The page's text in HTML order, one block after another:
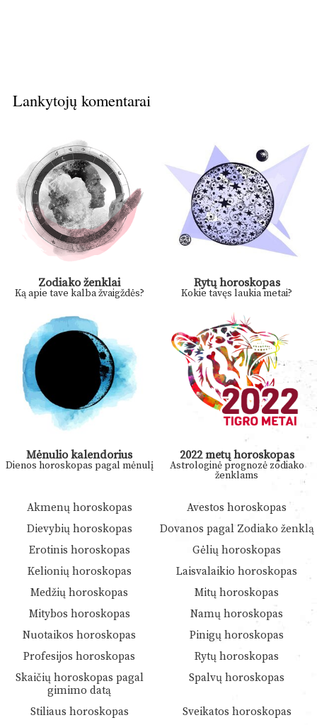
Lankytojų komentarai
Zodiako ženklai
Ką apie tave kalba žvaigždės?
Rytų horoskopas
Kokie tavęs laukia metai?
Mėnulio kalendorius
Dienos horoskopas pagal mėnulį
2022 metų horoskopas
Astrologinė prognozė zodiako
ženklams
Akmenų horoskopas
Avestos horoskopas
Dievybių horoskopas
Dovanos pagal Zodiako ženklą
Erotinis horoskopas
Gėlių horoskopas
Kelionių horoskopas
Laisvalaikio horoskopas
Medžių horoskopas
Mitų horoskopas
Mitybos horoskopas
Namų horoskopas
Nuotaikos horoskopas
Pinigų horoskopas
Profesijos horoskopas
Rytų horoskopas
Skaičių horoskopas pagal
gimimo datą
Spalvų horoskopas
Stiliaus horoskopas
Sveikatos horoskopas